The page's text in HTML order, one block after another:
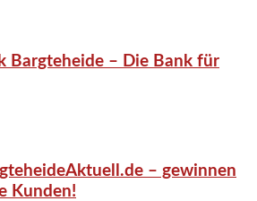
Bargteheide – Die Bank für
– gewinnen
Kunden!